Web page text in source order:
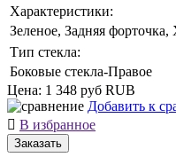
Характеристики:
Зеленое, Задняя форточка,
Тип стекла:
Боковые стекла-Правое
Цена: 1 348 руб RUB
Добавить к
 В избранное
Заказать